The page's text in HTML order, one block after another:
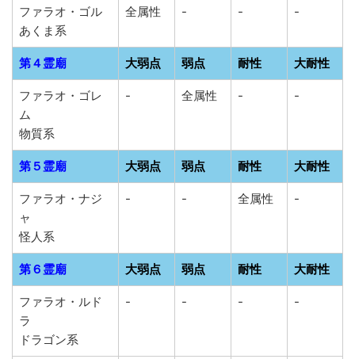
ファラオ・ゴル
あくま系
全属性 - - -
第４霊廟 大弱点 弱点 耐性 大耐性
ファラオ・ゴレ
ム
物質系
- 全属性 - -
第５霊廟 大弱点 弱点 耐性 大耐性
ファラオ・ナジ
ャ
怪人系
- - 全属性 -
第６霊廟 大弱点 弱点 耐性 大耐性
ファラオ・ルド
ラ
ドラゴン系
- - - -